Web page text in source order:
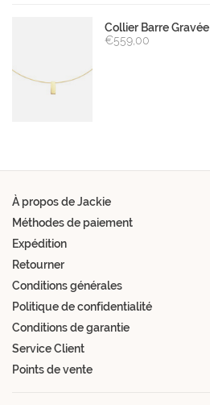
Collier Barre Gravée
€559,00
À propos de Jackie
Méthodes de paiement
Expédition
Retourner
Conditions générales
Politique de confidentialité
Conditions de garantie
Service Client
Points de vente